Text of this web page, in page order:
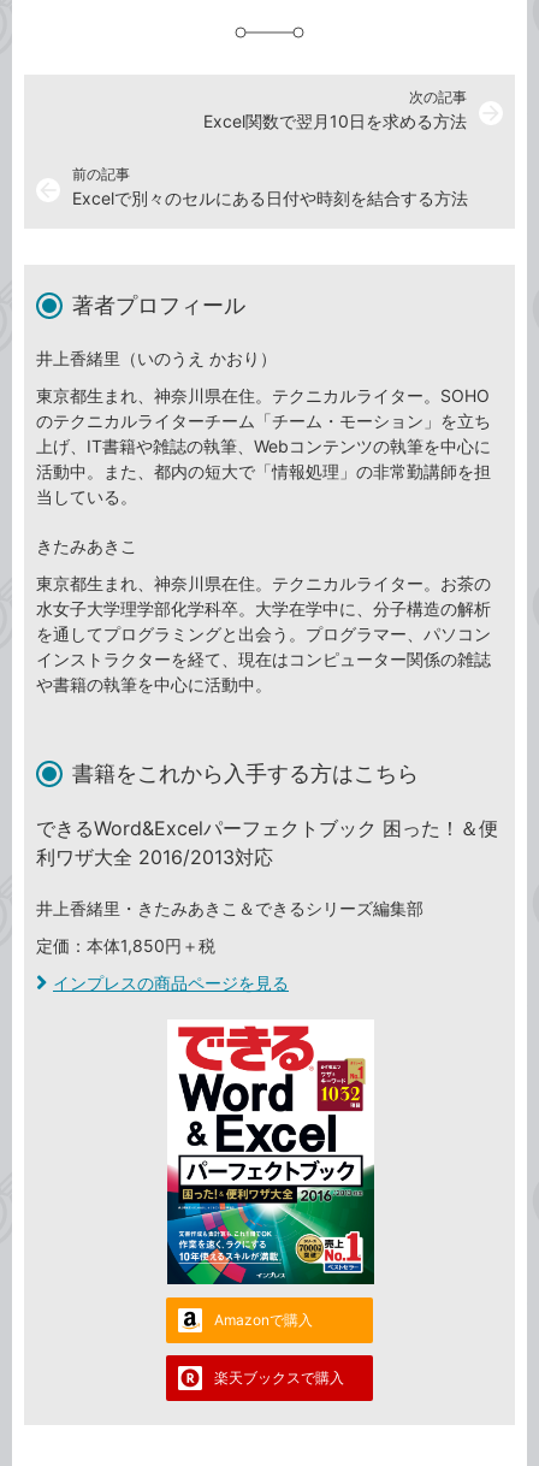
前の記事
Excelで別々のセルにある日付や時刻を結合する方法
次の記事
Excel関数で翌月10日を求める方法
著者プロフィール
井上香緒里（いのうえ かおり）
東京都生まれ、神奈川県在住。テクニカルライター。SOHO
のテクニカルライターチーム「チーム・モーション」を立ち
上げ、IT書籍や雑誌の執筆、Webコンテンツの執筆を中心に
活動中。また、都内の短大で「情報処理」の非常勤講師を担
当している。
きたみあきこ
東京都生まれ、神奈川県在住。テクニカルライター。お茶の
水女子大学理学部化学科卒。大学在学中に、分子構造の解析
を通してプログラミングと出会う。プログラマー、パソコン
インストラクターを経て、現在はコンピューター関係の雑誌
や書籍の執筆を中心に活動中。
書籍をこれから入手する方はこちら
できるWord&Excelパーフェクトブック 困った！＆便
利ワザ大全 2016/2013対応
井上香緒里・きたみあきこ＆できるシリーズ編集部
定価：本体1,850円＋税
インプレスの商品ページを見る
Amazonで購入
楽天ブックスで購入